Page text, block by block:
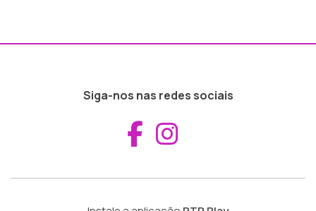
Siga-nos nas redes sociais
Aceder ao